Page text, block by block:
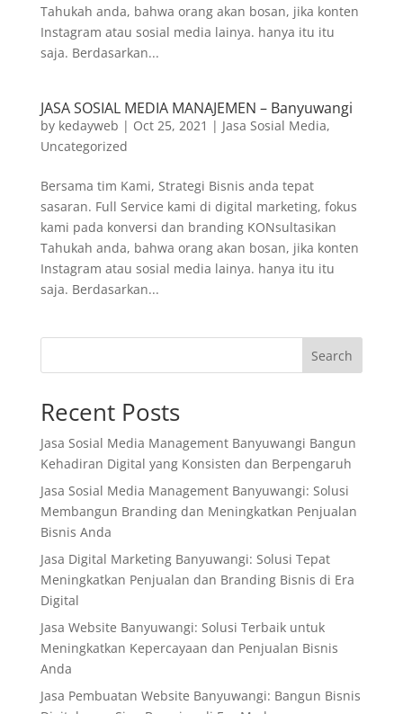
Tahukah anda, bahwa orang akan bosan, jika konten
Instagram atau sosial media lainya. hanya itu itu
saja. Berdasarkan...
JASA SOSIAL MEDIA MANAJEMEN – Banyuwangi
by kedayweb | Oct 25, 2021 | Jasa Sosial Media,
Uncategorized
Bersama tim Kami, Strategi Bisnis anda tepat
sasaran. Full Service kami di digital marketing, fokus
kami pada konversi dan branding KONsultasikan
Tahukah anda, bahwa orang akan bosan, jika konten
Instagram atau sosial media lainya. hanya itu itu
saja. Berdasarkan...
Search
Recent Posts
Jasa Sosial Media Management Banyuwangi Bangun
Kehadiran Digital yang Konsisten dan Berpengaruh
Jasa Sosial Media Management Banyuwangi: Solusi
Membangun Branding dan Meningkatkan Penjualan
Bisnis Anda
Jasa Digital Marketing Banyuwangi: Solusi Tepat
Meningkatkan Penjualan dan Branding Bisnis di Era
Digital
Jasa Website Banyuwangi: Solusi Terbaik untuk
Meningkatkan Kepercayaan dan Penjualan Bisnis
Anda
Jasa Pembuatan Website Banyuwangi: Bangun Bisnis